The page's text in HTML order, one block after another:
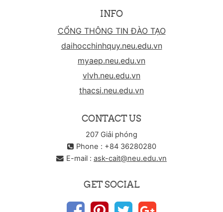
INFO
CỔNG THÔNG TIN ĐÀO TẠO
daihocchinhquy.neu.edu.vn
myaep.neu.edu.vn
vlvh.neu.edu.vn
thacsi.neu.edu.vn
CONTACT US
207 Giải phóng
Phone : +84 36280280
E-mail : ask-cait@neu.edu.vn
GET SOCIAL